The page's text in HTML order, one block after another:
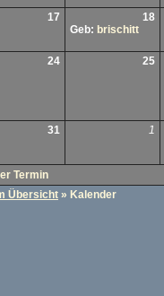
17
18
Geb: brischitt
24 25
31 1
Termin
Übersicht » Kalender